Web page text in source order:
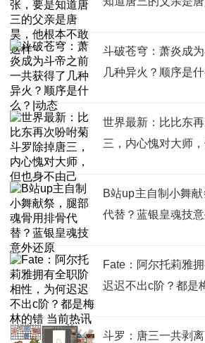
斗破苍穹：萧炎成
几种异火？顺序是
世界最新：比比东
三，内心愧对大师
B站up主自制小舞
代替？蓝银皇魂技
Fate：阿尔托莉雅
迟迟不出c阶？都是
斗罗：唐三一共剥